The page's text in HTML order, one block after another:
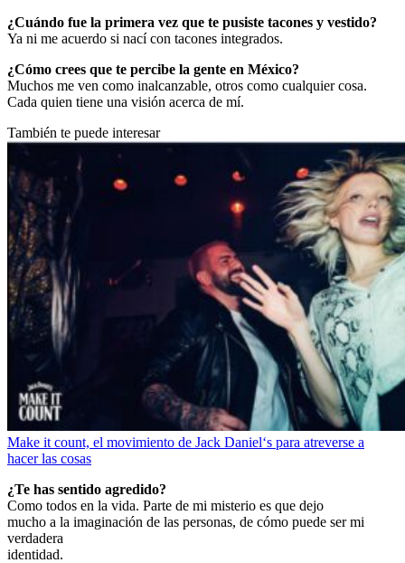
¿Cuándo fue la primera vez que te pusiste tacones y vestido?
Ya ni me acuerdo si nací con tacones integrados.
¿Cómo crees que te percibe la gente en México?
Muchos me ven como inalcanzable, otros como cualquier cosa.
Cada quien tiene una visión acerca de mí.
También te puede interesar
Make it count, el movimiento de Jack Daniel‘s para atreverse a
hacer las cosas
¿Te has sentido agredido?
Como todos en la vida. Parte de mi misterio es que dejo
mucho a la imaginación de las personas, de cómo puede ser mi
verdadera
identidad.